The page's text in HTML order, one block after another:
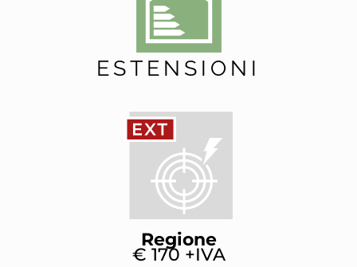
ESTENSIONI
Regione
€ 170 +IVA